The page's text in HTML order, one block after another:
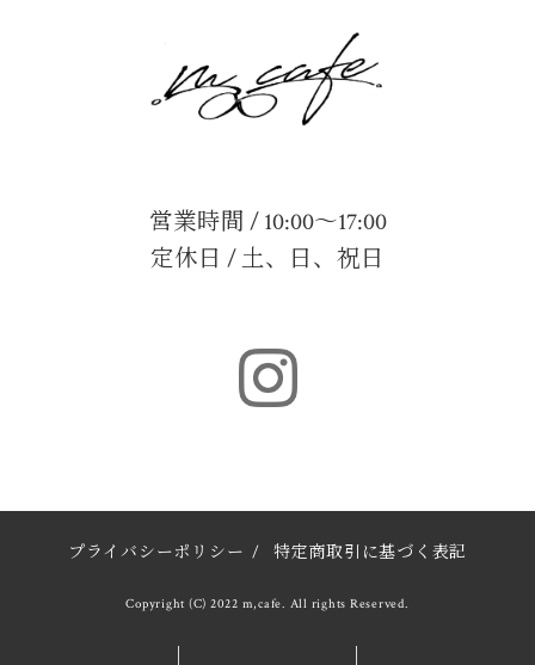
営業時間 / 10:00～17:00
定休日 / 土、日、祝日
プライバシーポリシー / 特定商取引に基づく表記
Copyright (C) 2022 m,cafe. All rights Reserved.